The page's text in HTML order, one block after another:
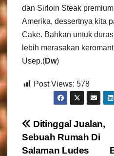
dan Sirloin Steak
Amerika, dessertnya kita
Cake. Bahkan untuk
lebih merasakan
Usep.(Dw)
Post Views: 578
N
a
Ditinggal Jualan,
Sebuah Rumah Di
Salaman Ludes